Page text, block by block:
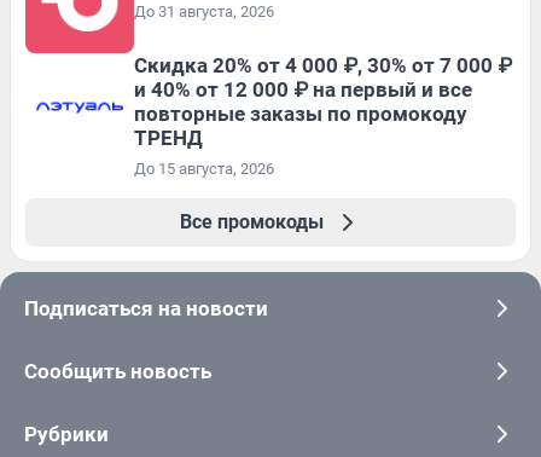
До 31 августа, 2026
Скидка 20% от 4 000 ₽, 30% от 7 000 ₽
и 40% от 12 000 ₽ на первый и все
повторные заказы по промокоду
ТРЕНД
До 15 августа, 2026
Все промокоды
Подписаться на новости
Сообщить новость
Рубрики